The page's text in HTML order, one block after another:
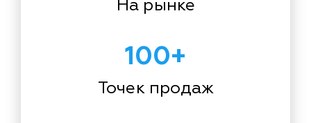
На рынке
100+
Точек продаж